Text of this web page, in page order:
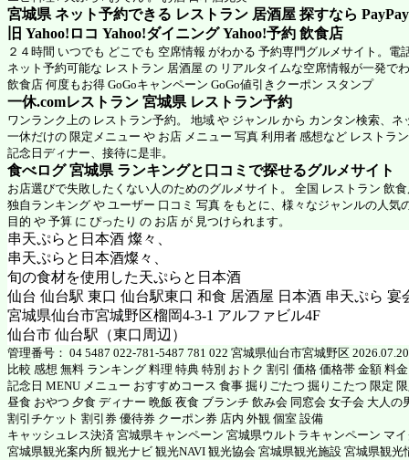
宮城県 ネット予約できる レストラン 居酒屋 探すなら
旧 Yahoo!ロコ Yahoo!ダイニング Yahoo!予約 飲食店
２４時間 いつでも どこでも 空席情報 がわかる 予約専門グルメサイト。電
ネット予約可能な レストラン 居酒屋 の リアルタイムな空席情報が一発で
飲食店 何度もお得 GoGoキャンペーン GoGo値引きクーポン スタンプ
一休.comレストラン 宮城県 レストラン予約
ワンランク上の レストラン予約。 地域 や ジャンル から カンタン検索、ネ
一休だけの 限定メニュー や お店 メニュー 写真 利用者 感想など レストラ
記念日ディナー、接待に是非。
食べログ 宮城県 ランキングと口コミで探せるグルメサイト
お店選びで失敗したくない人のためのグルメサイト。 全国 レストラン 飲
独自ランキング や ユーザー 口コミ 写真 をもとに、様々なジャンルの人気
目的 や 予算 に ぴったり の お店 が 見つけられます。
串天ぷらと日本酒 燦々、
串天ぷらと日本酒燦々、
旬の食材を使用した天ぷらと日本酒
仙台 仙台駅 東口 仙台駅東口 和食 居酒屋 日本酒 串天ぷら 宴
宮城県仙台市宮城野区榴岡4-3-1 アルファビル4F
仙台市 仙台駅（東口周辺）
管理番号： 04 5487 022-781-5487 781 022 宮城県仙台市宮城野区 2026.07.20
比較 感想 無料 ランキング 料理 特典 特別 おトク 割引 価格 価格帯 金額 料
記念日 MENU メニュー おすすめコース 食事 掘りごたつ 掘りこたつ 限定
昼食 おやつ 夕食 ディナー 晩飯 夜食 ブランチ 飲み会 同窓会 女子会 大人の
割引チケット 割引券 優待券 クーポン券 店内 外観 個室 設備
キャッシュレス決済 宮城県キャンペーン 宮城県ウルトラキャンペーン マ
宮城県観光案内所 観光ナビ 観光NAVI 観光協会 宮城県観光施設 宮城県観光